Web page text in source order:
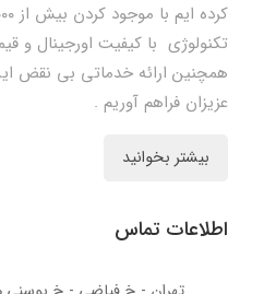
تکنولوژی با کیفیت اورجینال و
همچنین ارائه خدماتی بی نقض
عزیزان فراهم آوریم .
بیشتر بخوانید
اطلاعات تماس